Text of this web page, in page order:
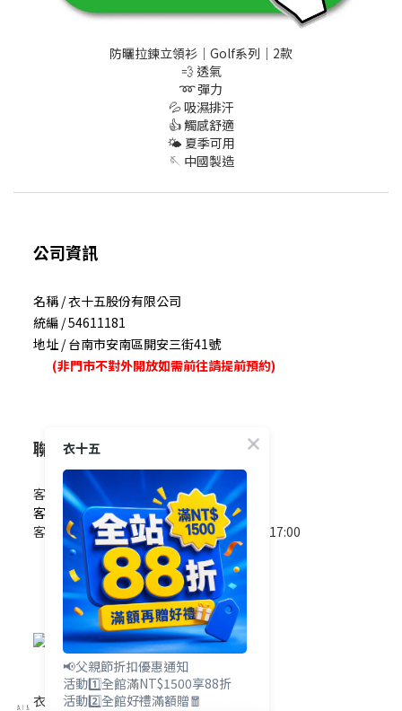
防曬拉鍊立領衫｜Golf系列｜2款
💨 透氣
➿ 彈力
💦 吸濕排汗
👍 觸感舒適
🌤️ 夏季可用
🪡 中國製造
公司資訊
名稱 / 衣十五股份有限公司
統編 / 54611181
地址 / 台南市安南區開安三街41號
(非門市不對外開放如需前往請提前預約)
聯絡我們
客服電話 / 0965-825-178
客服信箱 / service@e15.com.tw
客服時間 / 週一至週五09:00~12:00/13:00~17:00
(國定假日除外)
衣十五網站地圖
衣十五
📢父親節折扣優惠通知
活動1️⃣全館滿NT$1500享88折
活動2️⃣全館好禮滿額贈🧧